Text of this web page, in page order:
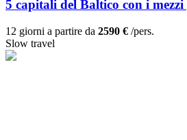
5 capitali del Baltico con i
12 giorni a partire da 2590 € /pers.
Slow travel